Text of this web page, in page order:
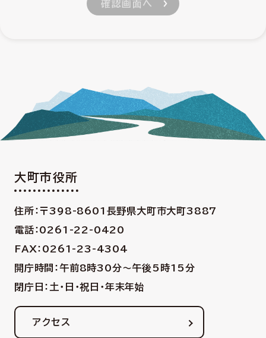
大町市役所
住所：〒398-8601 長野県大町市大町3887
電話：0261-22-0420
FAX：0261-23-4304
開庁時間：午前8時30分〜午後5時15分
閉庁日：土・日・祝日・年末年始
アクセス